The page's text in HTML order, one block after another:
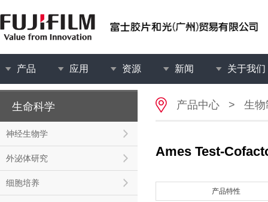
产品 应用 资源 新闻 关于我们
生命科学
神经生物学
外泌体研究
细胞培养
产品中心 > 生物
Ames Test-
产品特性